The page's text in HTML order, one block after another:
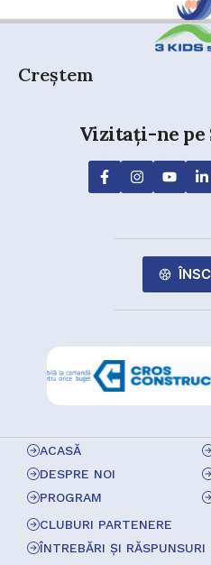
Creștem
Vizitați-ne pe
ACASĂ
DESPRE NOI
PROGRAM
CLUBURI PARTENERE
ÎNTREBĂRI ȘI RĂSPUNSURI